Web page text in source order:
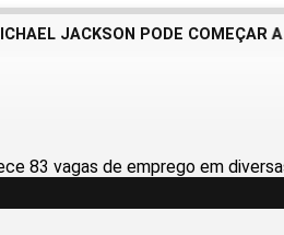
JACKSON PODE COMEÇAR A